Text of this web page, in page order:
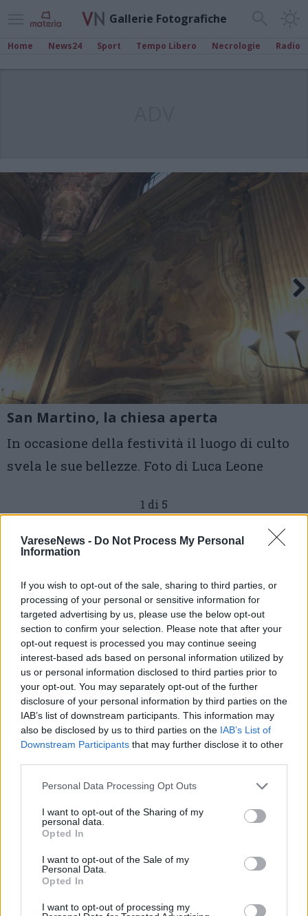
VareseNews - Do Not Process My Personal
Information
If you wish to opt-out of the sale, sharing to third parties, or
processing of your personal or sensitive information for
targeted advertising by us, please use the below opt-out
section to confirm your selection. Please note that after your
opt-out request is processed you may continue seeing
interest-based ads based on personal information utilized by
us or personal information disclosed to third parties prior to
your opt-out. You may separately opt-out of the further
disclosure of your personal information by third parties on the
IAB’s list of downstream participants. This information may
also be disclosed by us to third parties on the IAB’s List of
Downstream Participants that may further disclose it to other
Personal Data Processing Opt Outs
I want to opt-out of the Sharing of my
personal data.
Opted In
I want to opt-out of the Sale of my
Personal Data.
Opted In
I want to opt-out of processing my
Gallerie Fotografiche
Home News24 Sport Tempo Libero Necrologie Radio
San Martino, la chiesa aperta
In occasione della festività il luogo di culto
svela le sue bellezze. Foto di Luca Leone
1 di 5
san martino varese varese
ADV
Commenti
articolo.
L'email è richiesta ma non verrà mostrata ai visitatori. Il contenuto di questo
commento esprime il pensiero dell'autore e non rappresenta la linea editoriale
commenti non sono testi giornalistici, ma post inviati dai singoli lettori che
possono essere automaticamente pubblicati senza filtro preventivo. I commenti